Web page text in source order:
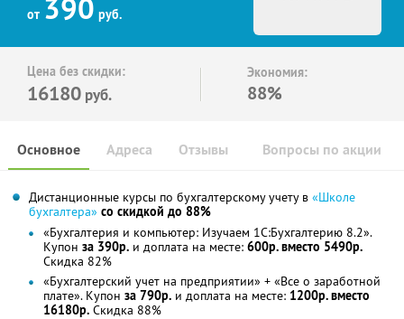
от 390 руб.
Цена без скидки:
16180 руб.
Экономия:
88%
Основное Отзывы Вопросы по акции
Адреса
Дистанционные курсы по бухгалтерскому учету в «Школе
бухгалтера» со скидкой до 88%
«Бухгалтерия и компьютер: Изучаем 1С:Бухгалтерию 8.2».
Купон за 390р. и доплата на месте: 600р. вместо 5490р.
Скидка 82%
«Бухгалтерский учет на предприятии» + «Все о заработной
плате». Купон за 790р. и доплата на месте: 1200р. вместо
16180р. Скидка 88%